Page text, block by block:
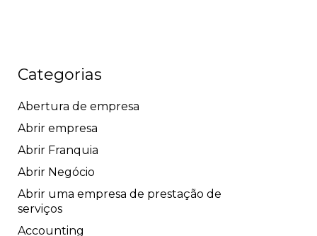
Categorias
Abertura de empresa
Abrir empresa
Abrir Franquia
Abrir Negócio
Abrir uma empresa de prestação de
serviços
Accounting